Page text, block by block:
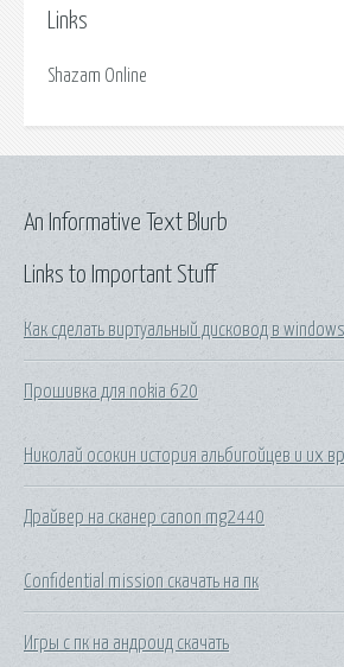
Links
Shazam Online
Links to Important Stuff
Как сделать виртуальный дисковод в
Прошивка для nokia 620
Николай осокин история альбигойцев и их
Драйвер на сканер canon mg2440
Confidential mission скачать на пк
Игры с пк на андроид скачать
An Informative Text Blurb